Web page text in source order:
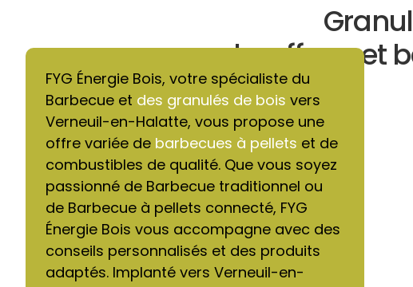
chauffage et
FYG Énergie Bois, votre spécialiste du
Barbecue et des granulés de bois vers
Verneuil-en-Halatte, vous propose une
offre variée de barbecues à pellets et de
combustibles de qualité. Que vous soyez
passionné de Barbecue traditionnel ou
de Barbecue à pellets connecté, FYG
Énergie Bois vous accompagne avec des
conseils personnalisés et des produits
adaptés. Implanté vers Verneuil-en-